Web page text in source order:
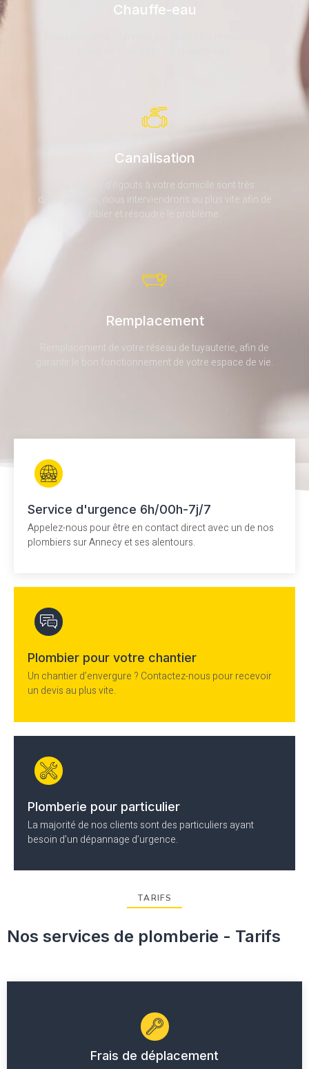
Chauffe-eau
Canalisation
Les odeurs d’égouts à votre domicile sont très
dérangeantes, nous interviendrons au plus vite afin de
cibler et résoudre le problème.
Remplacement
Remplacement de votre réseau de tuyauterie, afin de
garantir le bon fonctionnement de votre espace de vie.
Service d'urgence 6h/00h-7j/7
Appelez-nous pour être en contact direct avec un de nos
plombiers sur Annecy et ses alentours.
Plombier pour votre chantier
Un chantier d’envergure ? Contactez-nous pour recevoir
un devis au plus vite.
Plomberie pour particulier
La majorité de nos clients sont des particuliers ayant
besoin d’un dépannage d’urgence.
TARIFS
Nos services de plomberie - Tarifs
Frais de déplacement